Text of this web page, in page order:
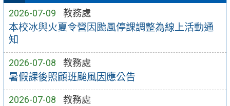
2026-07-09 教務處
本校冰與火夏令營因颱風停課調整為線上活動通
知
2026-07-08 教務處
暑假課後照顧班颱風因應公告
2026-07-08 教務處